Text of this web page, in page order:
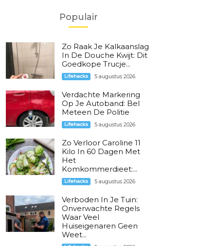
Populair
Zo Raak Je Kalkaanslag
In De Douche Kwijt: Dit
Goedkope Trucje...
Lifehacks 5 augustus 2026
Verdachte Markering
Op Je Autoband: Bel
Meteen De Politie
Lifehacks 5 augustus 2026
Zo Verloor Caroline 11
Kilo In 60 Dagen Met
Het
Komkommerdieet:...
Lifehacks 5 augustus 2026
Verboden In Je Tuin:
Onverwachte Regels
Waar Veel
Huiseigenaren Geen
Weet...